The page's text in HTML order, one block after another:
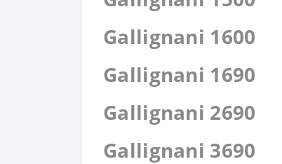
Gallignani 1600
Gallignani 1690
Gallignani 2690
Gallignani 3690